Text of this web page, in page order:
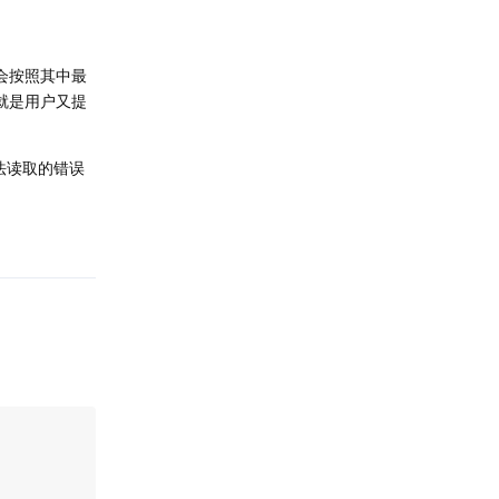
按照其中最
是用户又提
读取的错误